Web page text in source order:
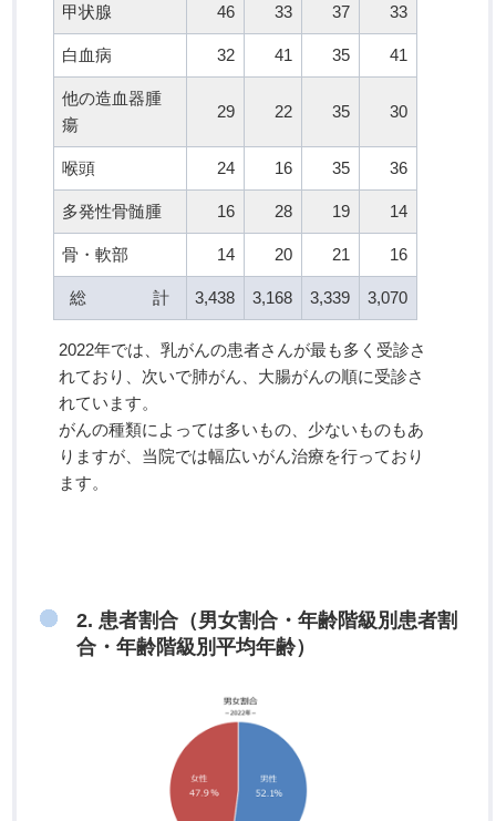
甲状腺 46 33 37 33
白血病 32 41 35 41
他の造血器腫
瘍
29 22 35 30
喉頭 24 16 35 36
多発性骨髄腫 16 28 19 14
骨・軟部 14 20 21 16
総 計 3,438 3,168 3,339 3,070
2022年では、乳がんの患者さんが最も多く受診さ
れており、次いで肺がん、大腸がんの順に受診さ
れています。
がんの種類によっては多いもの、少ないものもあ
りますが、当院では幅広いがん治療を行っており
ます。
2. 患者割合（男女割合・年齢階級別患者割
合・年齢階級別平均年齢）